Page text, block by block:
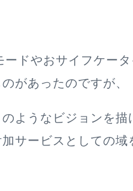
ードやおサイフケー
があったのですが、
ようなビジョンを描
サービスとしての